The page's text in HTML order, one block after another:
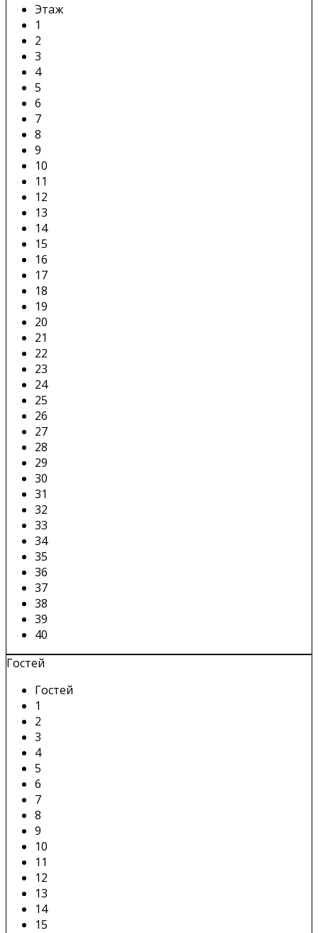
Этаж
1
2
3
4
5
6
7
8
9
10
11
12
13
14
15
16
17
18
19
20
21
22
23
24
25
26
27
28
29
30
31
32
33
34
35
36
37
38
39
40
Гостей
Гостей
1
2
3
4
5
6
7
8
9
10
11
12
13
14
15